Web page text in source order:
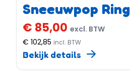
Sneeuwpop
€ 85,00 excl. BTW
€ 102,85 incl. BTW
Bekijk details